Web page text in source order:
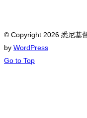
© Copyright 2026 悉尼基
by WordPress
Go to Top